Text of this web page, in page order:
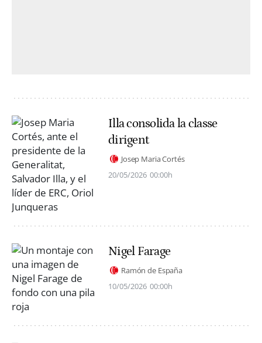
Illa consolida la classe
dirigent
Josep Maria Cortés
20/05/2026 00:00h
Nigel Farage
Ramón de España
10/05/2026 00:00h